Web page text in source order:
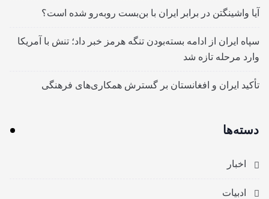
آیا واشینگتن در برابر ایران با بن‌بست روبه‌رو شده است؟
سپاه ایران از ادامه بسته‌بودن تنگه هرمز خبر داد؛ تنش با آمریکا
وارد مرحله تازه شد
تأکید ایران و افغانستان بر گسترش همکاری‌های فرهنگی
دسته‌ها
اخبار
ادبیات